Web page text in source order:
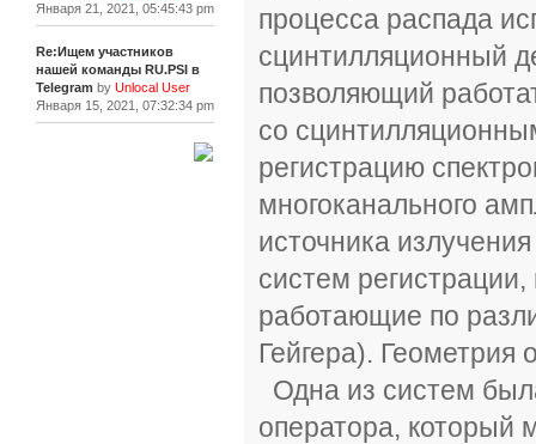
Января 21, 2021, 05:45:43 pm
Re:Ищем участников
нашей команды RU.PSI в
Telegram by Unlocal User
Января 15, 2021, 07:32:34 pm
процесса распада
сцинтилляционный
позволяющий
со
регистрацию
многоканального
источника
систем
работающие по
Гейгера).
Одна из систем
оператора, который